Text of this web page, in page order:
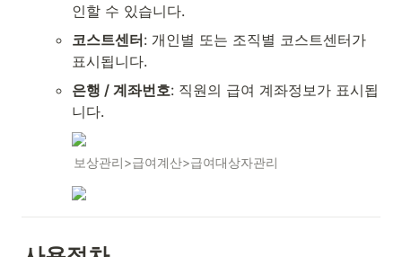
인할 수 있습니다.
코스트센터: 개인별 또는 조직별 코스트센터가
표시됩니다.
은행 / 계좌번호: 직원의 급여 계좌정보가 표시됩
니다.
보상관리>급여계산>급여대상자관리